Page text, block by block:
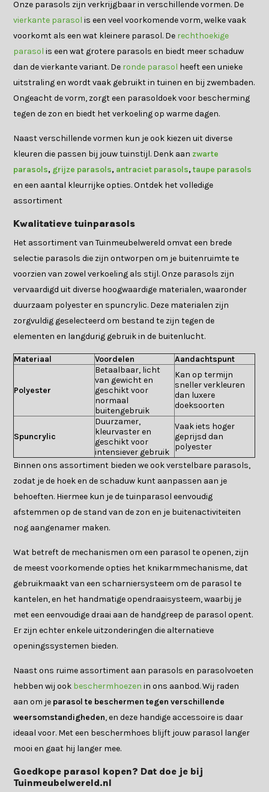
Onze parasols zijn verkrijgbaar in verschillende vormen. De
vierkante parasol is een veel voorkomende vorm, welke vaak
voorkomt als een wat kleinere parasol. De rechthoekige
parasol is een wat grotere parasols en biedt meer schaduw
dan de vierkante variant. De ronde parasol heeft een unieke
uitstraling en wordt vaak gebruikt in tuinen en bij zwembaden.
Ongeacht de vorm, zorgt een parasoldoek voor bescherming
tegen de zon en biedt het verkoeling op warme dagen.
Naast verschillende vormen kun je ook kiezen uit diverse
kleuren die passen bij jouw tuinstijl. Denk aan zwarte
parasols, grijze parasols, antraciet parasols,taupe parasols
en een aantal kleurrijke opties. Ontdek het volledige
assortiment
Kwalitatieve tuinparasols
Het assortiment van Tuinmeubelwereld omvat een brede
selectie parasols die zijn ontworpen om je buitenruimte te
voorzien van zowel verkoeling als stijl. Onze parasols zijn
vervaardigd uit diverse hoogwaardige materialen, waaronder
duurzaam polyester en spuncrylic. Deze materialen zijn
zorgvuldig geselecteerd om bestand te zijn tegen de
elementen en langdurig gebruik in de buitenlucht.
Materiaal Voordelen Aandachtspunt
Polyester
Betaalbaar, licht
van gewicht en
geschikt voor
normaal
buitengebruik
Kan op termijn
sneller verkleuren
dan luxere
doeksoorten
Spuncrylic
Duurzamer,
kleurvaster en
geschikt voor
intensiever gebruik
Vaak iets hoger
geprijsd dan
polyester
Binnen ons assortiment bieden we ook verstelbare parasols,
zodat je de hoek en de schaduw kunt aanpassen aan je
behoeften. Hiermee kun je de tuinparasol eenvoudig
afstemmen op de stand van de zon en je buitenactiviteiten
nog aangenamer maken.
Wat betreft de mechanismen om een parasol te openen, zijn
de meest voorkomende opties het knikarmmechanisme, dat
gebruikmaakt van een scharniersysteem om de parasol te
kantelen, en het handmatige opendraaisysteem, waarbij je
met een eenvoudige draai aan de handgreep de parasol opent.
Er zijn echter enkele uitzonderingen die alternatieve
openingssystemen bieden.
Naast ons ruime assortiment aan parasols en parasolvoeten
hebben wij ook beschermhoezen in ons aanbod. Wij raden
aan om je parasol te beschermen tegen verschillende
weersomstandigheden, en deze handige accessoire is daar
ideaal voor. Met een beschermhoes blijft jouw parasol langer
mooi en gaat hij langer mee.
Goedkope parasol kopen? Dat doe je bij
Tuinmeubelwereld.nl